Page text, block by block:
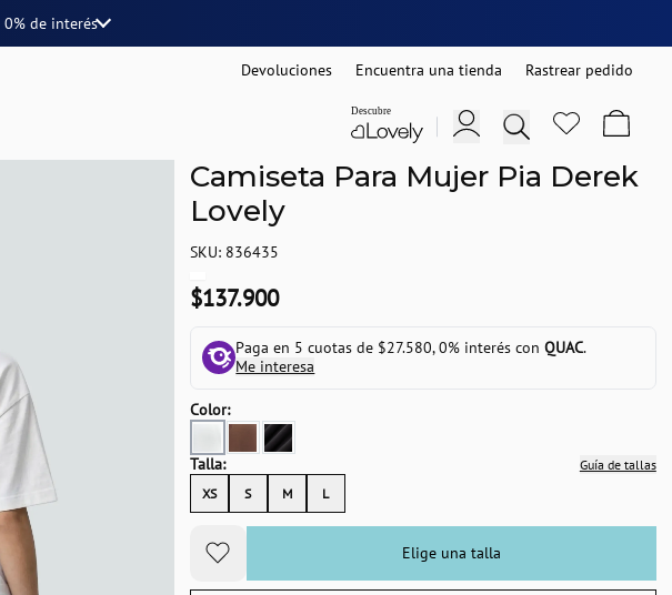
0% de interés
Devoluciones Encuentra una tienda Rastrear pedido
Camiseta Para Mujer Pia Derek
Lovely
SKU: 836435
$137.900
Paga en 5 cuotas de $27.580, 0% interés conQUAC.
Me interesa
Color:
Talla:
Guía de tallas
XS
S M L
Elige una talla